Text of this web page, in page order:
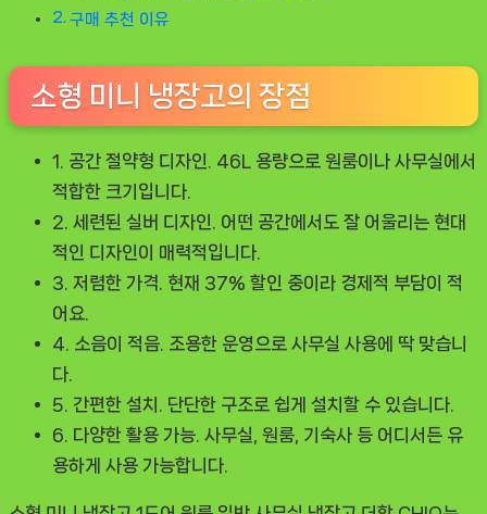
구매 추천 이유
소형 미니 냉장고의 장점
1. 공간 절약형 디자인.
46L 용량으로 원룸이나 사무실에서
적합한 크기입니다.
2. 세련된 실버 디자인.
어떤 공간에서도 잘 어울리는 현대
적인 디자인이 매력적입니다.
3. 저렴한 가격. 현재 37% 할인 중이라 경제적 부담이 적
어요.
4. 소음이 적음. 조용한 운영으로 사무실 사용에 딱 맞습니
다.
5. 간편한 설치.
단단한 구조로 쉽게 설치할 수 있습니다.
6. 다양한 활용 가능. 사무실, 원룸, 기숙사 등 어디서든 유
용하게 사용 가능합니다.